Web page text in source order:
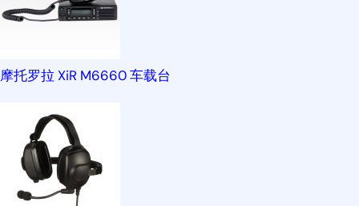
摩托罗拉 XiR M6660 车载台